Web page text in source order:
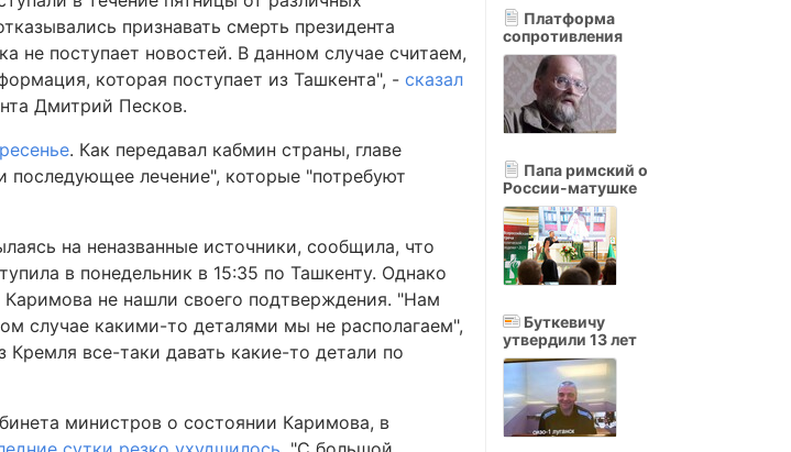
признавать смерть президента
не поступает новостей. В данном случае считаем,
которая поступает из Ташкента", - сказал
Дмитрий Песков.
. Как передавал кабмин страны, главе
последующее лечение", которые "потребуют
на неназванные источники, сообщила, что
в понедельник в 15:35 по Ташкенту. Однако
не нашли своего подтверждения. "Нам
случае какими-то деталями мы не располагаем",
все-таки давать какие-то детали по
министров о состоянии Каримова, в
Платформа
сопротивления
Папа римский о
России-матушке
Буткевичу
утвердили 13 лет